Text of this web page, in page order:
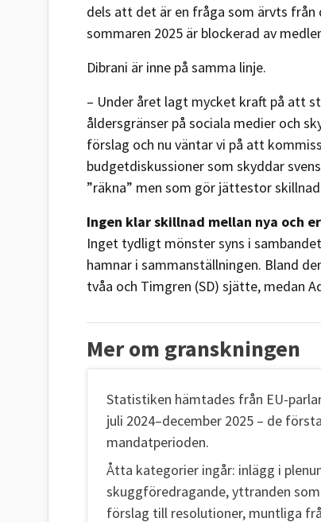
dels att det är en fråga som ärvts
sommaren 2025 är blockerad av
Dibrani är inne på samma linje.
– Under året lagt mycket kraft på att
åldersgränser på sociala medier och
förslag och nu väntar vi på att
budgetdiskussioner som skyddar
”räkna” men som gör jättestor
Ingen klar skillnad mellan nya och
Inget tydligt mönster syns i
hamnar i sammanställningen. Bland
tvåa och Timgren (SD) sjätte, medan
Mer om granskningen
Statistiken hämtades från EU-
juli 2024–december 2025 – de
mandatperioden.
Åtta kategorier ingår: inlägg i
skuggföredragande, yttranden
förslag till resolutioner, muntliga